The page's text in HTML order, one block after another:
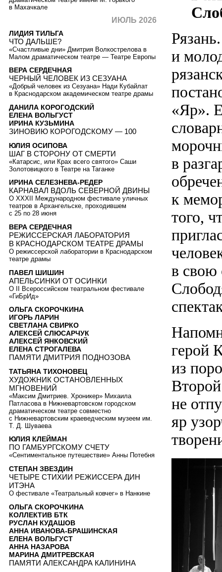
и
«Яр».
в
к
того,
в свою
герой
из
не
яр
в Махачкале
ИЮЛЬ 2026
ЛИДИЯ ТИЛЬГА
ЧТО ДАЛЬШЕ?
«Счастливые дни» Дмитрия Волкострелова в
Малом драматическом театре — Театре Европы
ВЕРА СЕРДЕЧНАЯ
ЧЕРНЫЙ ЧЕЛОВЕК ИЗ СЕЗУАНА
«Добрый человек из Сезуана» Нади Кубайлат
в Краснодарском академическом театре драмы
ДАНИЛА КОРОГОДСКИЙ
ЕЛЕНА ВОЛЬГУСТ
ИРИНА КУЗЬМИНА
ЗИНОВИЮ КОРОГОДСКОМУ — 100
ЮЛИЯ ОСИПОВА
ШАГ В СТОРОНУ ОТ СМЕРТИ
«Катарсис, или Крах всего святого» Саши
Золотовицкого в Театре на Таганке
ИРИНА СЕЛЕЗНЕВА-РЕДЕР
КАРНАВАЛ ВДОЛЬ СЕВЕРНОЙ ДВИНЫ
О XXXII Международном фестивале уличных
театров в Архангельске, проходившем
с 25 по 28 июня
ВЕРА СЕРДЕЧНАЯ
РЕЖИССЕРСКАЯ ЛАБОРАТОРИЯ
В КРАСНОДАРСКОМ ТЕАТРЕ ДРАМЫ
О режиссерской лаборатории в Краснодарском
театре драмы
ПАВЕЛ ШИШИН
АПЕЛЬСИНКИ ОТ ОСИНКИ
О II Всероссийском театральном фестивале
«ГиБрИд»
ОЛЬГА СКОРОЧКИНА
ИГОРЬ ЛАРИН
СВЕТЛАНА СВИРКО
АЛЕКСЕЙ СЛЮСАРЧУК
АЛЕКСЕЙ ЯНКОВСКИЙ
ЕЛЕНА СТРОГАЛЕВА
ПАМЯТИ ДМИТРИЯ ПОДНОЗОВА
ТАТЬЯНА ТИХОНОВЕЦ
ХУДОЖНИК ОСТАНОВЛЕННЫХ
МГНОВЕНИЙ
«Максим Дмитриев. Хроникер» Михаила
Патласова в Нижневартовском городском
драматическом театре совместно
с Нижневартовским краеведческим музеем им.
Т. Д. Шуваева
ЮЛИЯ КЛЕЙМАН
ПО ГАМБУРГСКОМУ СЧЕТУ
«Сентиментальное путешествие» Анны Потебня
СТЕПАН ЗВЕЗДИН
ЧЕТЫРЕ СТИХИИ РЕЖИССЕРА ДИН
ИТЭНА
О фестивале «Театральный ковчег» в Нанкине
ОЛЬГА СКОРОЧКИНА
КОЛЛЕКТИВ БТК
РУСЛАН КУДАШОВ
АННА ИВАНОВА-БРАШИНСКАЯ
ЕЛЕНА ВОЛЬГУСТ
АННА НАЗАРОВА
МАРИНА ДМИТРЕВСКАЯ
ПАМЯТИ АЛЕКСАНДРА КАЛИНИНА